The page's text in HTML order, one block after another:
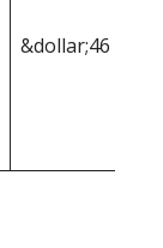
&dollar;46 591